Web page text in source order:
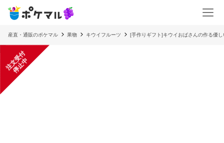
産直・通販のポケマル 果物 キウイフルーツ [手作りギフト]キウイおばさんの作る優
注
文
受
付
停
止
中